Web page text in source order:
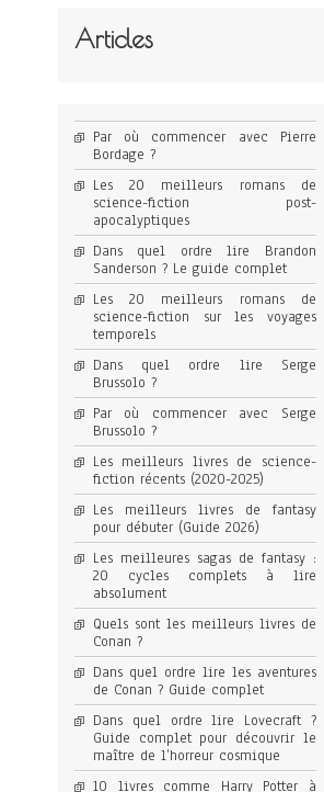
Articles
Par où commencer avec Pierre
Bordage ?
Les 20 meilleurs romans de
science-fiction post-
apocalyptiques
Dans quel ordre lire Brandon
Sanderson ? Le guide complet
Les 20 meilleurs romans de
science-fiction sur les voyages
temporels
Dans quel ordre lire Serge
Brussolo ?
Par où commencer avec Serge
Brussolo ?
Les meilleurs livres de science-
fiction récents (2020-2025)
Les meilleurs livres de fantasy
pour débuter (Guide 2026)
Les meilleures sagas de fantasy :
20 cycles complets à lire
absolument
Quels sont les meilleurs livres de
Conan ?
Dans quel ordre lire les aventures
de Conan ? Guide complet
Dans quel ordre lire Lovecraft ?
Guide complet pour découvrir le
maître de l’horreur cosmique
10 livres comme Harry Potter à